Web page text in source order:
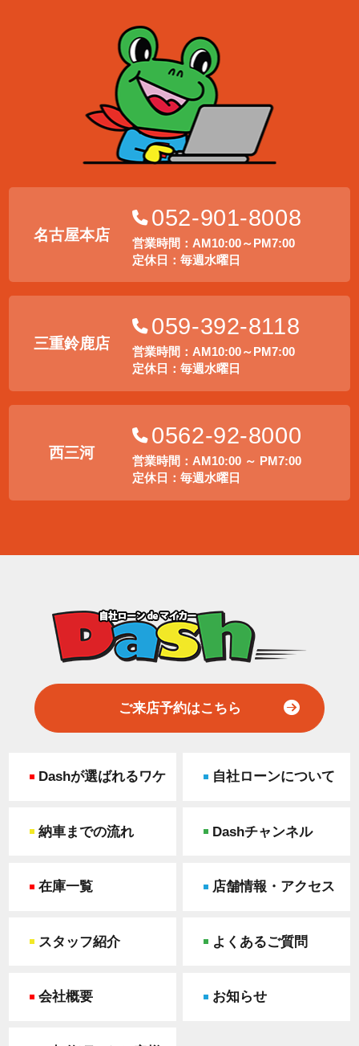
名古屋本店
052-901-8008
営業時間：AM10:00～PM7:00
定休日：毎週水曜日
三重鈴鹿店
059-392-8118
営業時間：AM10:00～PM7:00
定休日：毎週水曜日
西三河
0562-92-8000
営業時間：AM10:00 ～ PM7:00
定休日：毎週水曜日
ご来店予約はこちら
Dashが選ばれるワケ 自社ローンについて
納車までの流れ Dashチャンネル
在庫一覧 店舗情報・アクセス
スタッフ紹介 よくあるご質問
会社概要 お知らせ